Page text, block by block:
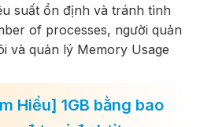
suất ổn định và tránh tình
of processes, người quản
và quản lý Memory Usage
Hiểu] 1GB bằng bao